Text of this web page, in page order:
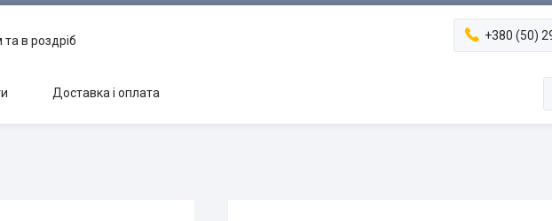
в роздріб +380 (50)
Доставка і оплата